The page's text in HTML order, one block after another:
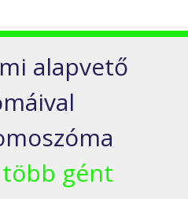
alapvető
több gént